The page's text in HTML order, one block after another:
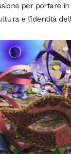
per portare
e l’identità